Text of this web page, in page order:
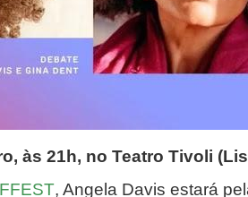
às 21h, no Teatro Tivoli
, Angela Davis estará